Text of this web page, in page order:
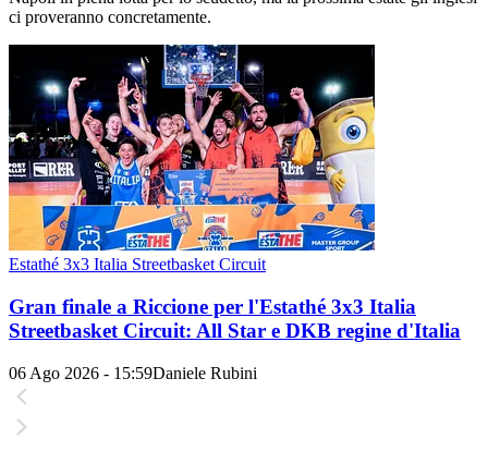
ci proveranno concretamente.
Estathé 3x3 Italia Streetbasket Circuit
Gran finale a Riccione per l'Estathé 3x3 Italia
Streetbasket Circuit: All Star e DKB regine d'Italia
06 Ago 2026 - 15:59Daniele Rubini